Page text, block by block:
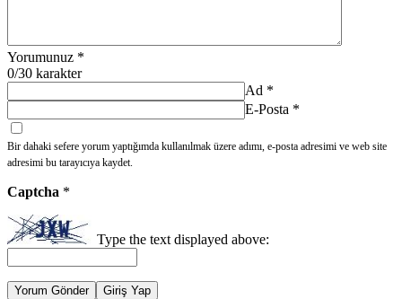
Yorumunuz *
0/30 karakter
Ad *
E-Posta *
Bir dahaki sefere yorum yaptığımda kullanılmak üzere adımı, e-posta adresimi ve web site
adresimi bu tarayıcıya kaydet.
Captcha *
Type the text displayed above:
Yorum Gönder Giriş Yap